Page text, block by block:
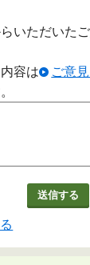
いただいた
容は
ご意